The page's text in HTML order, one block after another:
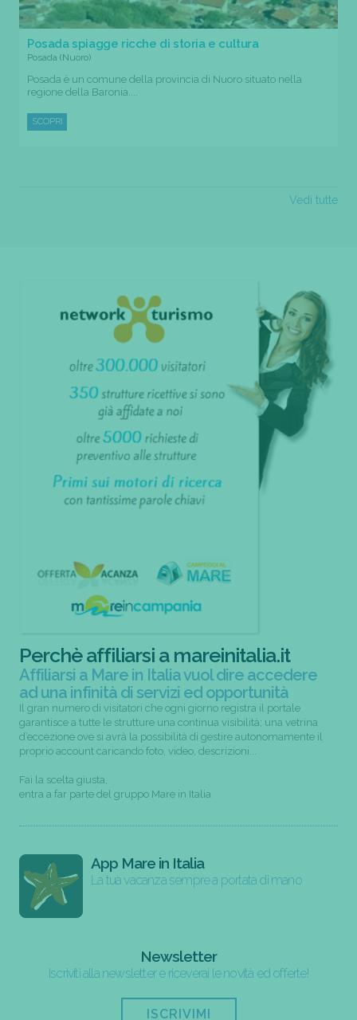
Posada spiagge ricche di storia e cultura
Posada (Nuoro)
Posada è un comune della provincia di Nuoro situato nella
regione della Baronia....
SCOPRI
Vedi tutte
Perchè affiliarsi a mareinitalia.it
Affiliarsi a Mare in Italia vuol dire accedere
ad una infinità di servizi ed opportunità
Il gran numero di visitatori che ogni giorno registra il portale
garantisce a tutte le strutture una continua visibilità; una vetrina
d’eccezione ove si avrà la possibilità di gestire autonomamente il
proprio account caricando foto, video, descrizioni...
Fai la scelta giusta,
entra a far parte del gruppo Mare in Italia
App Mare in Italia
La tua vacanza sempre a portata di mano
Newsletter
Iscriviti alla newsletter e riceverai le novità ed offerte!
ISCRIVIMI